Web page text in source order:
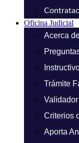
Oficina Judicial
Acerca
Trámite
Criterios
Aporta